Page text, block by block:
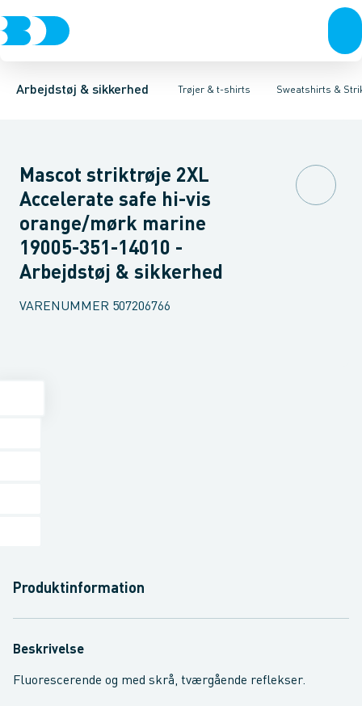
Arbejdstøj & sikkerhed Trøjer & t-shirts
Trøjer & t-shirtsBukser Overtøj & huerUndertøj & sokkerSko
Sweatshirts &
T-shirtsSweatshirts & Striktrøjer Hættetrøjer Skjorter
SweatshirtsCardigansSikkerhedssweatshirt
Mascot striktrøje 2XL
Accelerate safe hi-vis
orange/mørk marine
19005-351-14010 -
Arbejdstøj & sikkerhed
VARENUMMER 507206766
Produktinformation
Beskrivelse
Fluorescerende og med skrå, tværgående reflekser.